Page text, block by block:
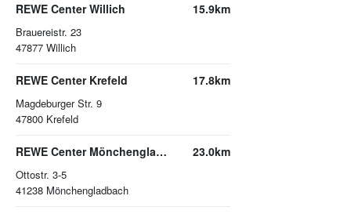
REWE Center Willich
Brauereistr. 23
47877 Willich
15.9km
REWE Center Krefeld
Magdeburger Str. 9
47800 Krefeld
17.8km
REWE Center Mönchengladbach
Ottostr. 3-5
41238 Mönchengladbach
23.0km